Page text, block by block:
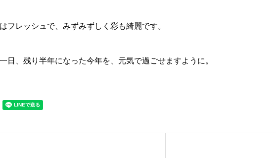
フレッシュで、みずみずしく彩も綺麗です。
日、残り半年になった今年を、元気で過ごせますように。